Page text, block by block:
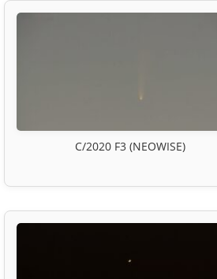
C/2020 F3 (NEOWISE)